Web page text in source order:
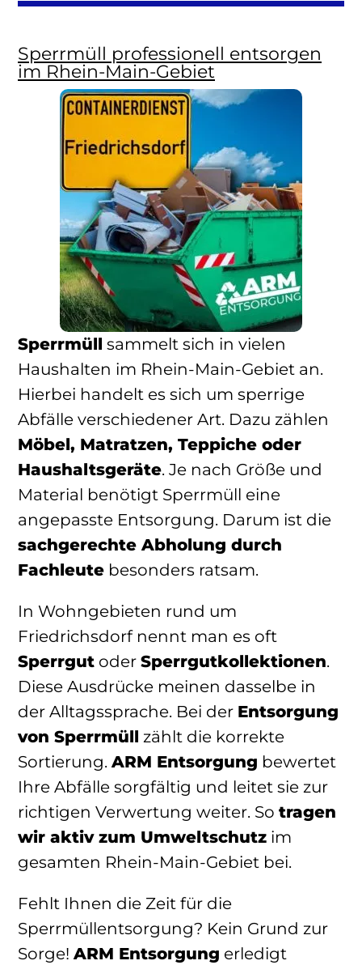
Sperrmüll professionell entsorgen
im Rhein-Main-Gebiet
Sperrmüll sammelt sich in vielen
Haushalten im Rhein-Main-Gebiet an.
Hierbei handelt es sich um sperrige
Abfälle verschiedener Art. Dazu zählen
Möbel, Matratzen, Teppiche oder
Haushaltsgeräte. Je nach Größe und
Material benötigt Sperrmüll eine
angepasste Entsorgung. Darum ist die
sachgerechte Abholung durch
Fachleute besonders ratsam.
In Wohngebieten rund um
Friedrichsdorf nennt man es oft
Sperrgut oder Sperrgutkollektionen.
Diese Ausdrücke meinen dasselbe in
der Alltagssprache. Bei der Entsorgung
von Sperrmüll zählt die korrekte
Sortierung. ARM Entsorgung bewertet
Ihre Abfälle sorgfältig und leitet sie zur
richtigen Verwertung weiter. So tragen
wir aktiv zum Umweltschutz im
gesamten Rhein-Main-Gebiet bei.
Fehlt Ihnen die Zeit für die
Sperrmüllentsorgung? Kein Grund zur
Sorge! ARM Entsorgung erledigt